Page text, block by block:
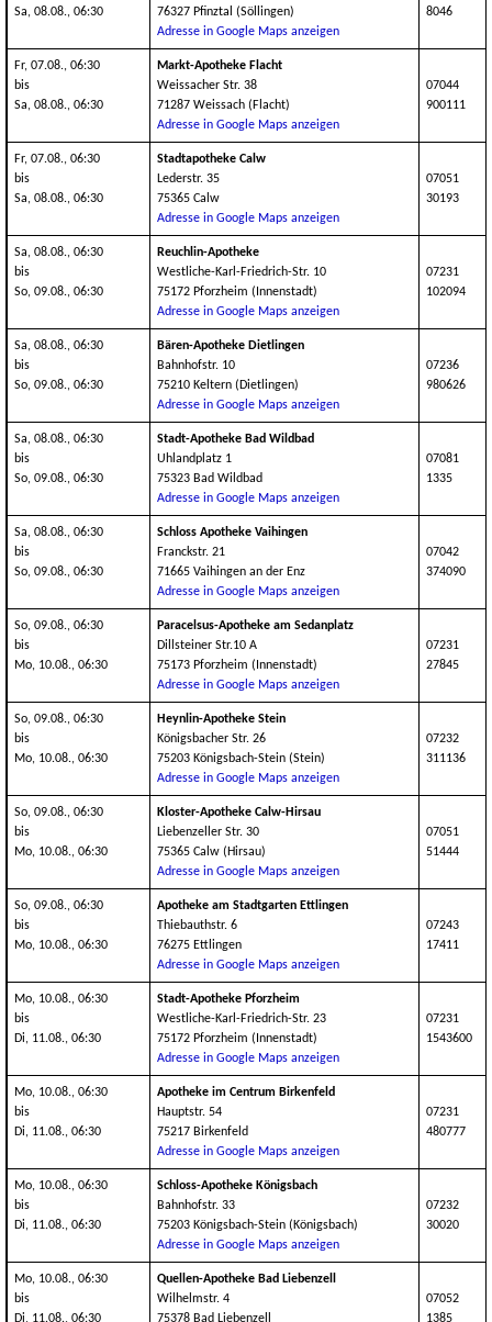
Sa, 08.08., 06:30
76327 Pfinztal (Söllingen)
Adresse in Google Maps anzeigen
8046
Fr, 07.08., 06:30
bis
Sa, 08.08., 06:30
Markt-Apotheke Flacht
Weissacher Str. 38
71287 Weissach (Flacht)
Adresse in Google Maps anzeigen
07044
900111
Fr, 07.08., 06:30
bis
Sa, 08.08., 06:30
Stadtapotheke Calw
Lederstr. 35
75365 Calw
Adresse in Google Maps anzeigen
07051
30193
Sa, 08.08., 06:30
bis
So, 09.08., 06:30
Reuchlin-Apotheke
Westliche-Karl-Friedrich-Str. 10
75172 Pforzheim (Innenstadt)
Adresse in Google Maps anzeigen
07231
102094
Sa, 08.08., 06:30
bis
So, 09.08., 06:30
Bären-Apotheke Dietlingen
Bahnhofstr. 10
75210 Keltern (Dietlingen)
Adresse in Google Maps anzeigen
07236
980626
Sa, 08.08., 06:30
bis
So, 09.08., 06:30
Stadt-Apotheke Bad Wildbad
Uhlandplatz 1
75323 Bad Wildbad
Adresse in Google Maps anzeigen
07081
1335
Sa, 08.08., 06:30
bis
So, 09.08., 06:30
Schloss Apotheke Vaihingen
Franckstr. 21
71665 Vaihingen an der Enz
Adresse in Google Maps anzeigen
07042
374090
So, 09.08., 06:30
bis
Mo, 10.08., 06:30
Paracelsus-Apotheke am Sedanplatz
Dillsteiner Str.10 A
75173 Pforzheim (Innenstadt)
Adresse in Google Maps anzeigen
07231
27845
So, 09.08., 06:30
bis
Mo, 10.08., 06:30
Heynlin-Apotheke Stein
Königsbacher Str. 26
75203 Königsbach-Stein (Stein)
Adresse in Google Maps anzeigen
07232
311136
So, 09.08., 06:30
bis
Mo, 10.08., 06:30
Kloster-Apotheke Calw-Hirsau
Liebenzeller Str. 30
75365 Calw (Hirsau)
Adresse in Google Maps anzeigen
07051
51444
So, 09.08., 06:30
bis
Mo, 10.08., 06:30
Apotheke am Stadtgarten Ettlingen
Thiebauthstr. 6
76275 Ettlingen
Adresse in Google Maps anzeigen
07243
17411
Mo, 10.08., 06:30
bis
Di, 11.08., 06:30
Stadt-Apotheke Pforzheim
Westliche-Karl-Friedrich-Str. 23
75172 Pforzheim (Innenstadt)
Adresse in Google Maps anzeigen
07231
1543600
Mo, 10.08., 06:30
bis
Di, 11.08., 06:30
Apotheke im Centrum Birkenfeld
Hauptstr. 54
75217 Birkenfeld
Adresse in Google Maps anzeigen
07231
480777
Mo, 10.08., 06:30
bis
Di, 11.08., 06:30
Schloss-Apotheke Königsbach
Bahnhofstr. 33
75203 Königsbach-Stein (Königsbach)
Adresse in Google Maps anzeigen
07232
30020
Mo, 10.08., 06:30
bis
Di, 11.08., 06:30
Quellen-Apotheke Bad Liebenzell
Wilhelmstr. 4
75378 Bad Liebenzell
07052
1385